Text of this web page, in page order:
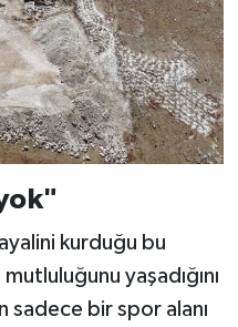
kurduğu bu
yaşadığını
sadece bir spor alanı